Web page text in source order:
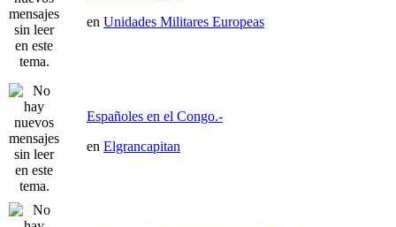
en Unidades Militares Europeas
Españoles en el Congo.-
en Elgrancapitan